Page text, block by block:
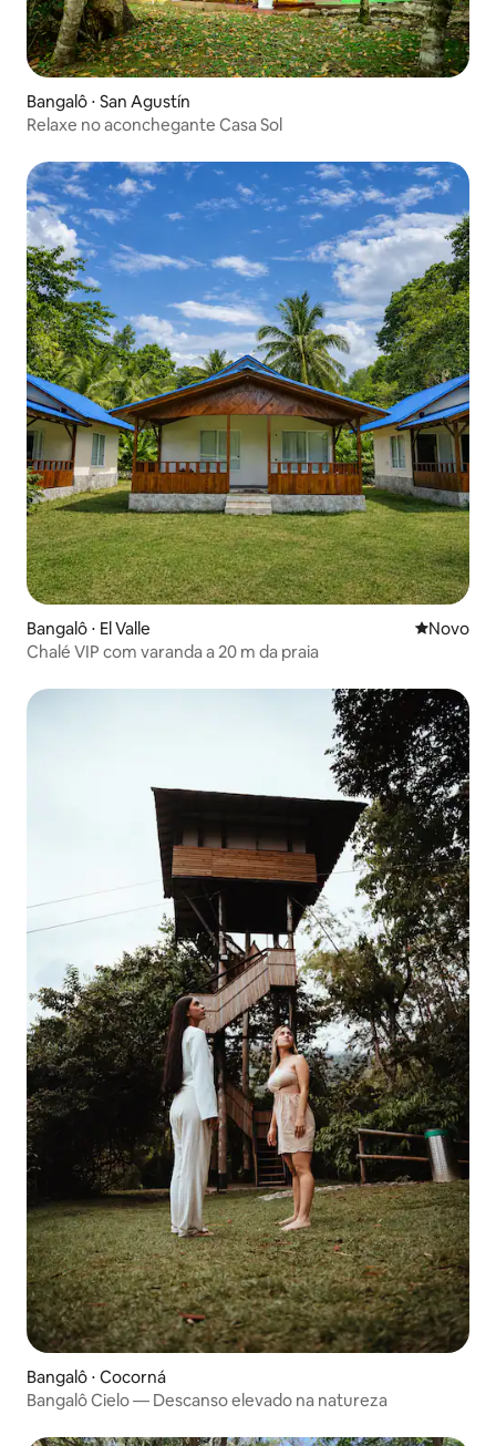
Bangalô ⋅ San Agustín
Relaxe no aconchegante Casa Sol
Bangalô ⋅ El Valle Novo
Novo
Chalé VIP com varanda a 20 m da praia
Bangalô ⋅ Cocorná
Bangalô Cielo — Descanso elevado na natureza